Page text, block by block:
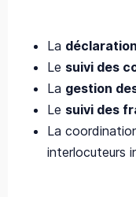
La
Le suivi des
La gestion
Le suivi des
La
interlocuteurs